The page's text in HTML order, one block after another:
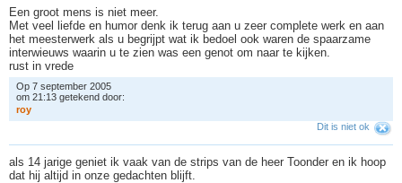
Een groot mens is niet meer.
Met veel liefde en humor denk ik terug aan u zeer complete werk en aan
het meesterwerk als u begrijpt wat ik bedoel ook waren de spaarzame
interwieuws waarin u te zien was een genot om naar te kijken.
rust in vrede
Op 7 september 2005
om 21:13 getekend door:
roy
Dit is niet ok
als 14 jarige geniet ik vaak van de strips van de heer Toonder en ik hoop
dat hij altijd in onze gedachten blijft.